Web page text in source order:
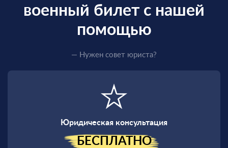
военный билет с нашей
помощью
— Нужен совет юриста?
Юридическая консультация
БЕСПЛАТНО